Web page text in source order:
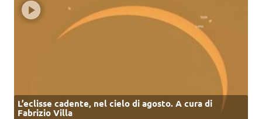
L’eclisse cadente, nel cielo di agosto. A cura di
Fabrizio Villa